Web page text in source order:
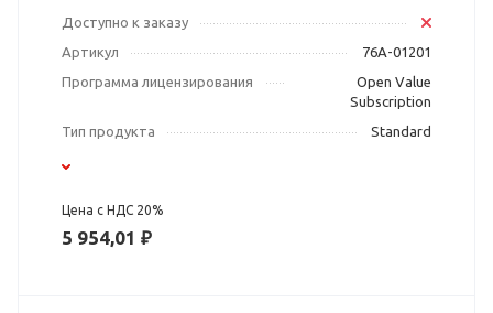
Доступно к заказу
Артикул
76A-01201
Программа лицензирования
Open Value
Subscription
Тип продукта
Standard
Цена с НДС 20%
5 954,01 ₽